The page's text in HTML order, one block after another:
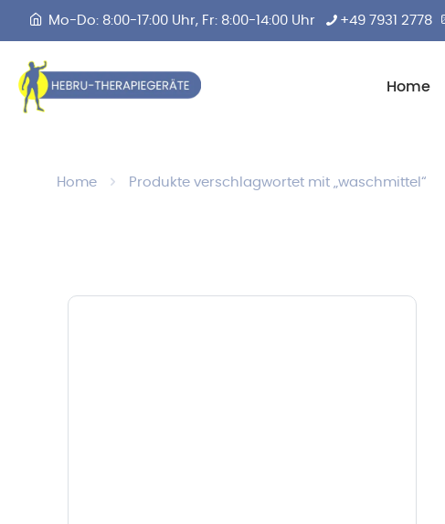
Mo-Do: 8:00-17:00 Uhr, Fr: 8:00-14:00 Uhr +49 7931 2778
Home
Home Produkte verschlagwortet mit „waschmittel“